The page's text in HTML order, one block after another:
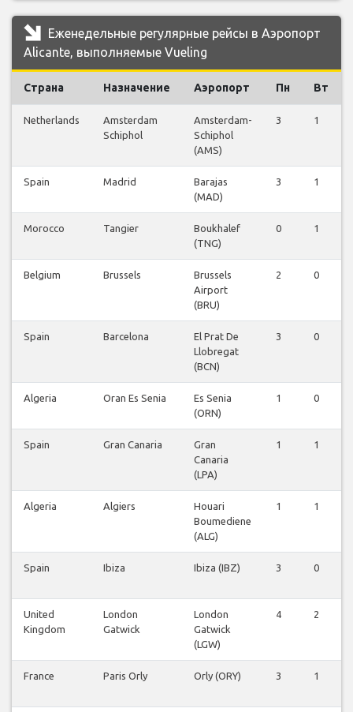
Еженедельные регулярные рейсы в Аэропорт
Alicante, выполняемые Vueling
Страна Назначение Аэропорт Пн Вт
Netherlands
Amsterdam
Schiphol
Amsterdam-
Schiphol
(AMS)
3 1
Spain Madrid
Barajas
(MAD)
3 1
Morocco Tangier
Boukhalef
(TNG)
0 1
Belgium Brussels
Brussels
Airport
(BRU)
2 0
Spain Barcelona
El Prat De
Llobregat
(BCN)
3 0
Algeria Oran Es Senia
Es Senia
(ORN)
1 0
Spain Gran Canaria
Gran
Canaria
(LPA)
1 1
Algeria Algiers
Houari
Boumediene
(ALG)
1 1
Spain Ibiza Ibiza (IBZ) 3 0
United
Kingdom
London
Gatwick
London
Gatwick
(LGW)
4 2
France Paris Orly Orly (ORY) 3 1